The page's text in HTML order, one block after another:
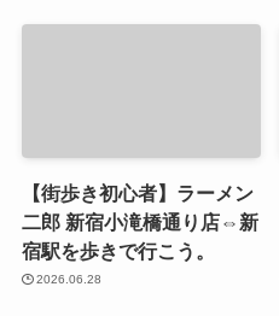
【街歩き初心者】ラーメン
二郎 新宿小滝橋通り店⇔新
宿駅を歩きで行こう。
2026.06.28